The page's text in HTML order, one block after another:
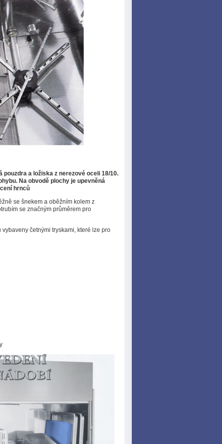
a ložiska z nerezové oceli 18/10.
Na obvodě plochy je upevněná
hrnců
se šnekem a oběžním kolem z
se značným průměrem pro
četnými tryskami, které lze pro